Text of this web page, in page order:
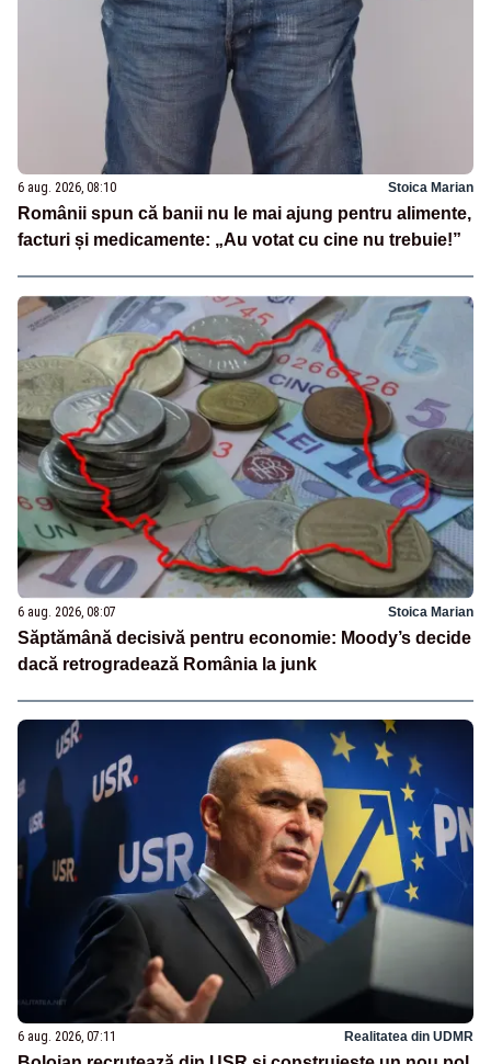
6 aug. 2026, 08:10 Stoica Marian
Românii spun că banii nu le mai ajung pentru alimente,
facturi și medicamente: „Au votat cu cine nu trebuie!”
6 aug. 2026, 08:07 Stoica Marian
Săptămână decisivă pentru economie: Moody’s decide
dacă retrogradează România la junk
6 aug. 2026, 07:11 Realitatea din UDMR